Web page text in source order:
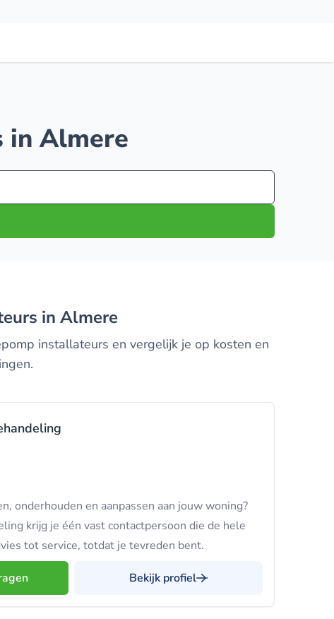
in Almere
in Almere
installateurs en vergelijk je op kosten en
onderhouden en aanpassen aan jouw woning?
krijg je één vast contactpersoon die de hele
tot service, totdat je tevreden bent.
Bekijk profiel